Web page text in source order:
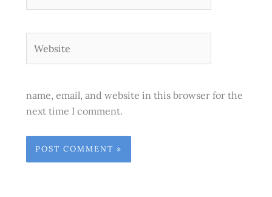
name, email, and website in this browser for the
next time I comment.